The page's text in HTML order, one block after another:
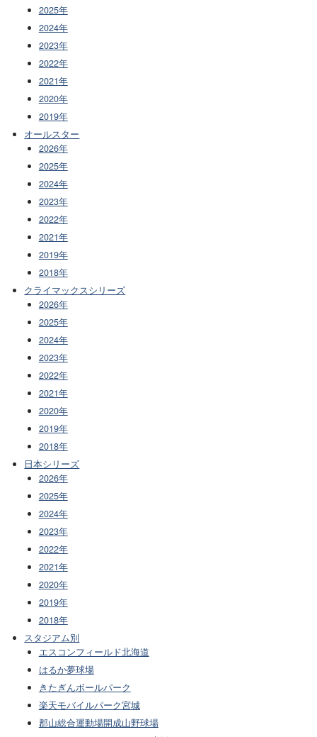
2025年
2024年
2023年
2022年
2021年
2020年
2019年
オールスター
2026年
2025年
2024年
2023年
2022年
2021年
2019年
2018年
クライマックスシリーズ
2026年
2025年
2024年
2023年
2022年
2021年
2020年
2019年
2018年
日本シリーズ
2026年
2025年
2024年
2023年
2022年
2021年
2020年
2019年
2018年
スタジアム別
エスコンフィールド北海道
はるか夢球場
きたぎんボールパーク
楽天モバイルパーク宮城
郡山総合運動場開成山野球場